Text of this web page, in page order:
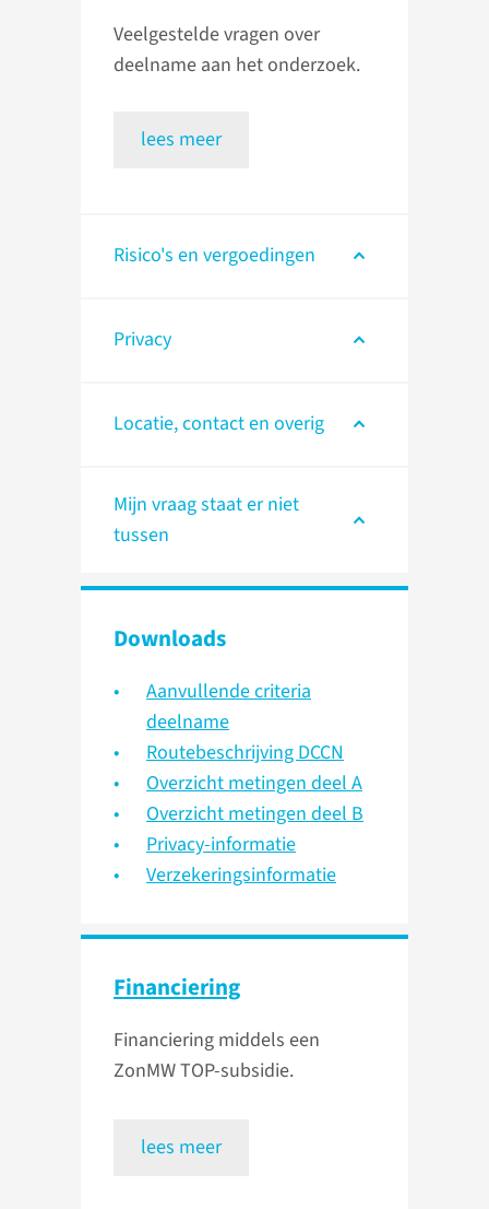
Veelgestelde vragen over
deelname aan het onderzoek.
lees meer
Risico's en vergoedingen
Privacy
Locatie, contact en overig
Mijn vraag staat er niet
tussen
Downloads
Aanvullende criteria
deelname
Routebeschrijving DCCN
Overzicht metingen deel A
Overzicht metingen deel B
Privacy-informatie
Verzekeringsinformatie
Financiering
Financiering middels een
ZonMW TOP-subsidie.
lees meer